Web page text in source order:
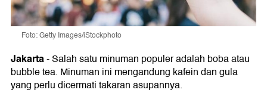
Foto: Getty Images/iStockphoto
Jakarta-Salah satu minuman populer adalah boba atau
bubble tea. Minuman ini mengandung kafein dan gula
yang perlu dicermati takaran asupannya.